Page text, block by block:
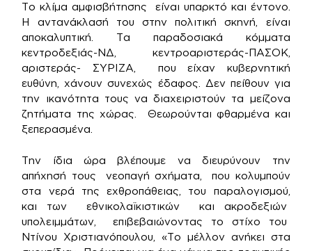
Το κλίμα αμφισβήτησης είναι υπαρκτό και έντονο.
Η αντανάκλασή του στην πολιτική σκηνή, είναι
αποκαλυπτική. Τα παραδοσιακά κόμματα
κεντροδεξιάς-ΝΔ, κεντροαριστεράς-ΠΑΣΟΚ,
αριστεράς- ΣΥΡΙΖΑ, που είχαν κυβερνητική
ευθύνη, χάνουν συνεχώς έδαφος. Δεν πείθουν για
την ικανότητα τους να διαχειριστούν τα μείζονα
ζητήματα της χώρας. Θεωρούνται φθαρμένα και
ξεπερασμένα.
Την ίδια ώρα βλέπουμε να διευρύνουν την
απήχησή τους νεοπαγή σχήματα, που κολυμπούν
στα νερά της εχθροπάθειας, του παραλογισμού,
και των εθνικολαϊκιστικών και ακροδεξιών
υπολειμμάτων, επιβεβαιώνοντας το στίχο του
Ντίνου Χριστιανόπουλου, «Το μέλλον ανήκει στα